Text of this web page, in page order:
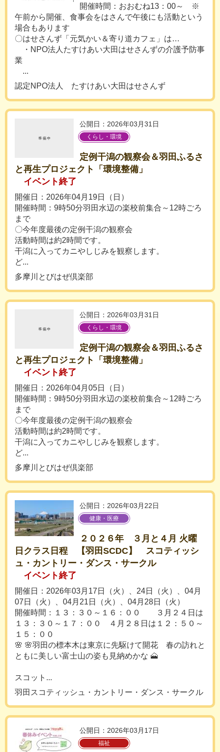
開催時間：おおむね13：00～ ※
午前から開催、食事会をはさんで午後にも活動という
場合もあります
〇はせさんず「元気かい＆寄り道カフェ」は…
・NPO法人たすけあい大田はせさんずの介護予防事
業
...
認定NPO法人 たすけあい大田はせさんず
公開日：2026年03月31日
くらし・環境
定例干潟の観察会＆羽田ふるさ
と再生プロジェクト「環境整備」
イベント終了
開催日：2026年04月19日（日）
開催時間：9時50分羽田水辺の楽校前集合～12時ごろ
まで
〇今年度最後の定例干潟の観察会
活動時間は約2時間です。
干潟に入ってカニやしじみを観察します。
ど...
多摩川とびはぜ倶楽部
公開日：2026年03月31日
くらし・環境
定例干潟の観察会＆羽田ふるさ
と再生プロジェクト「環境整備」
イベント終了
開催日：2026年04月05日（日）
開催時間：9時50分羽田水辺の楽校前集合～12時ごろ
まで
〇今年度最後の定例干潟の観察会
活動時間は約2時間です。
干潟に入ってカニやしじみを観察します。
ど...
多摩川とびはぜ倶楽部
公開日：2026年03月22日
健康・医療
２０２６年 ３月と４月 火曜
日クラス日程 【羽田SCDC】 スコティッシ
ュ・カントリー・ダンス・サークル
イベント終了
開催日：2026年03月17日（火）、24日（火）、04月
07日（火）、04月21日（火）、04月28日（火）
開催時間：１３：３０～１６：００ ３月２４日は
１３：３０～１７：００ ４月２８日は１２：５０～
１５：００
🌸 🌸羽田の標本木は東京に先駆けて開花 春の訪れと
ともに美しい富士山の姿も見納めかな 🗻
スコット...
羽田スコティッシュ・カントリー・ダンス・サークル
公開日：2026年03月17日
福祉